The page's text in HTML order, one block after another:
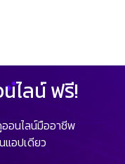
ไลน์ ฟรี!
อนไลน์มืออาชีพ
อปเดียว